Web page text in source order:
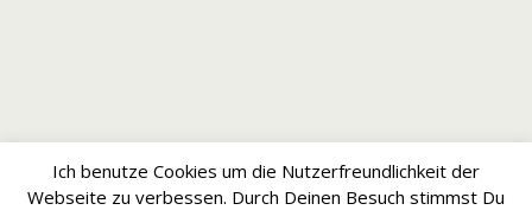
Ich benutze Cookies um die Nutzerfreundlichkeit der
Webseite zu verbessen. Durch Deinen Besuch stimmst Du